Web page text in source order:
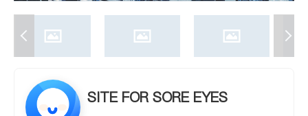
SITE FOR SORE EYES